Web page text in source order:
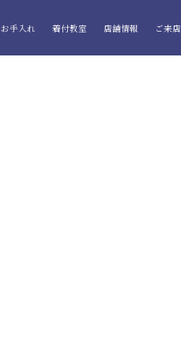
お手入れ 着付教室 店舗情報 ご来